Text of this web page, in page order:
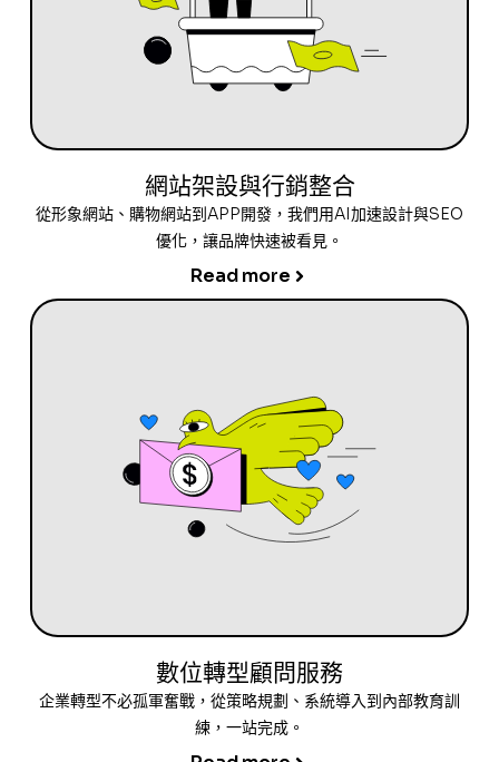
網站架設與行銷整合
從形象網站、購物網站到APP開發，我們用AI加速設計與SEO
優化，讓品牌快速被看見。
Read more
數位轉型顧問服務
企業轉型不必孤軍奮戰，從策略規劃、系統導入到內部教育訓
練，一站完成。